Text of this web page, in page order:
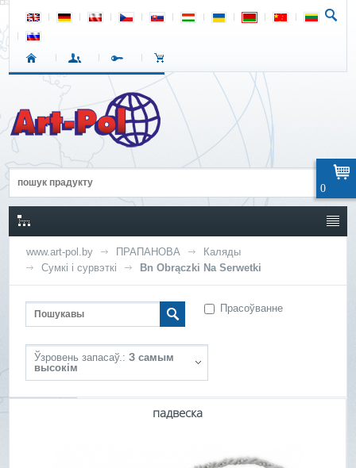
www.art-pol.by ПРАПАНОВА
Каляды
Сумкі і сурвэткі
Bn Obrączki Na Serwetki
Прасоўванне
Ўзровень запасаў.: З самым
высокім
падвеска
0